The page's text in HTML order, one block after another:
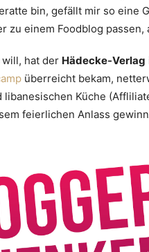
bin, gefällt mir so eine
zu einem Foodblog passen,
hat der Hädecke-Verlag
überreicht bekam,
Küche
feierlichen Anlass